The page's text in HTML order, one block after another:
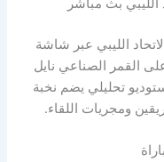
الليبي بث مباشر
الليبي عبر شاشة
القمر الصناعي نايل
تحليلي يضم نخبة
ومجريات اللقاء.